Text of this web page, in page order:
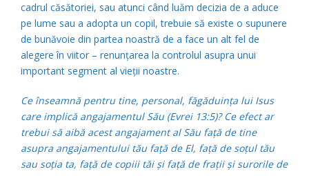
cadrul căsătoriei, sau atunci când luăm decizia de a aduce
pe lume sau a adopta un copil, trebuie să existe o supunere
de bunăvoie din partea noastră de a face un alt fel de
alegere în viitor – renunţarea la controlul asupra unui
important segment al vieţii noastre.
Ce înseamnă pentru tine, personal, făgăduinţa lui Isus
care implică angajamentul Său (Evrei 13:5)? Ce efect ar
trebui să aibă acest angajament al Său faţă de tine
asupra angajamentului tău faţă de El, faţă de soţul tău
sau soţia ta, faţă de copiii tăi şi faţă de fraţii şi surorile de